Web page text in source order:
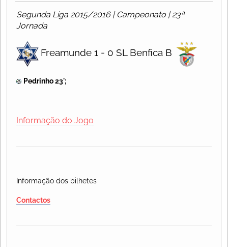
Segunda Liga 2015/2016 | Campeonato | 23ª
Jornada
Freamunde 1 - 0 SL Benfica B
Pedrinho 23';
Informação do Jogo
Informação dos bilhetes
Contactos